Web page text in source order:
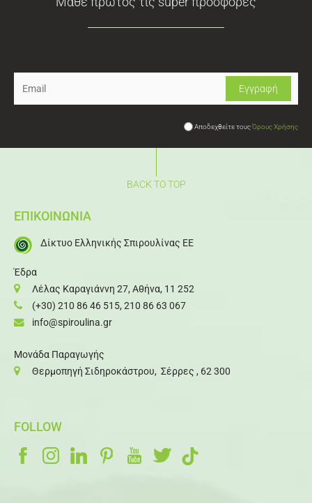
Αποδεχθείτε τουςΌρους Χρήσης
BACK TO TOP
ΕΠΙΚΟΙΝΩΝΙΑ
Δίκτυο Ελληνικής Σπιρουλίνας ΕΕ
Έδρα
Λέλας Καραγιάννη 27, Αθήνα, 11 252
(+30) 210 86 46 515, 210 86 63 067
info@spiroulina.gr
Μονάδα Παραγωγής
Θερμοπηγή Σιδηροκάστρου, Σέρρες , 62 300
FOLLOW